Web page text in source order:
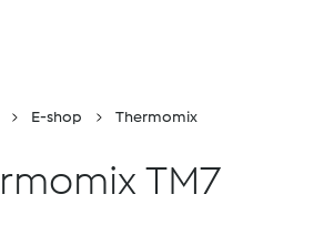
E-shop Thermomix
TM7